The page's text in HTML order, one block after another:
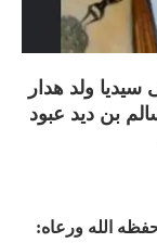
سيديا ولد هدار
بن ديد عبود
الله ورعاه: